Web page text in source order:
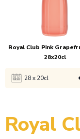
Royal Club Pink
28x20cl
28 x 20cl
Royal